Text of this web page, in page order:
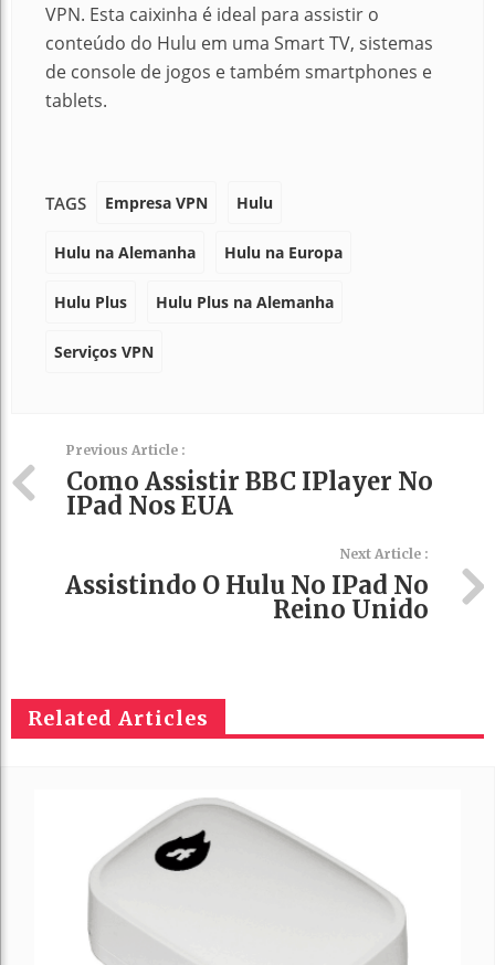
VPN. Esta caixinha é ideal para assistir o
conteúdo do Hulu em uma Smart TV, sistemas
de console de jogos e também smartphones e
tablets.
TAGS Empresa VPN Hulu
Hulu na Alemanha Hulu na Europa
Hulu Plus Hulu Plus na Alemanha
Serviços VPN
Previous Article :
Como Assistir BBC IPlayer No
IPad Nos EUA
Next Article :
Assistindo O Hulu No IPad No
Reino Unido
Related Articles